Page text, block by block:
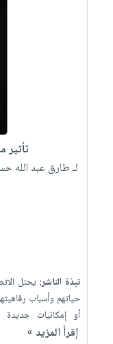
تأثير
لـ طارق عبد الله
نبذة الناشر: يحتل
حياتهم‌ وأسباب‌
أو إمكانيات
إقرأ المزيد »